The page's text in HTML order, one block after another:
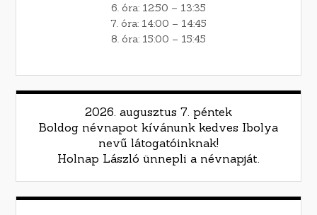
6. óra: 12:50 – 13:35
7. óra: 14:00 – 14:45
8. óra: 15:00 – 15:45
2026. augusztus 7. péntek
Boldog névnapot kívánunk kedves Ibolya
nevű látogatóinknak!
Holnap László ünnepli a névnapját.